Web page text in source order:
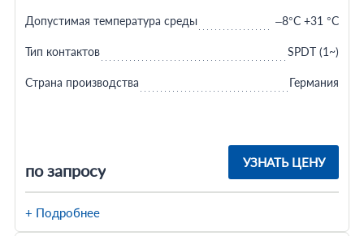
по запросу УЗНАТЬ ЦЕНУ
Допустимая температура среды –8°С +31 °С
Тип контактов SPDT (1~)
Страна производства Германия
+ Подробнее